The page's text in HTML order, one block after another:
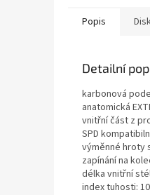
Popis
Detailní
karbonová
anatomická
vnitřní část z
SPD
výměnné hroty
zapínání na
délka vnitřní
index tuhosti: 10